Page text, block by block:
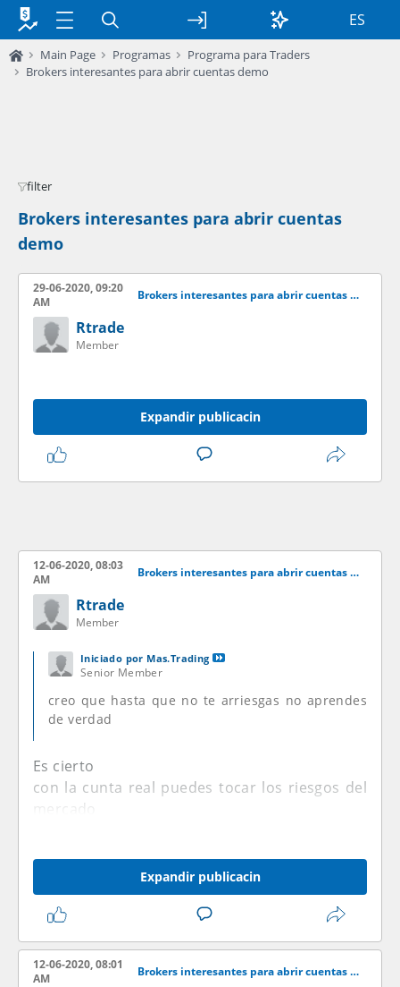
ES
Main Page Programas
Programa para Traders
Brokers interesantes para abrir cuentas demo
filter
Brokers interesantes para abrir cuentas
demo
29-06-2020, 09:20
AM
Brokers interesantes para abrir cuentas demo
Rtrade
Member
Expandir publicacin
12-06-2020, 08:03
AM
Brokers interesantes para abrir cuentas demo
Rtrade
Member
Iniciado por Mas.Trading
Senior Member
creo que hasta que no te arriesgas no aprendes
de verdad
Es cierto
con la cunta real puedes tocar los riesgos del
mercado
Expandir publicacin
12-06-2020, 08:01
AM
Brokers interesantes para abrir cuentas demo